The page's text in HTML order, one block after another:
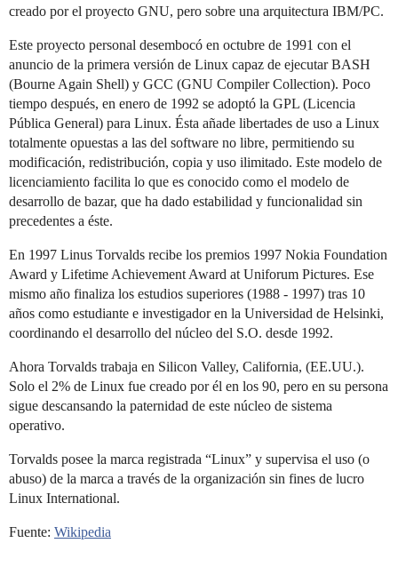
creado por el proyecto GNU, pero sobre una arquitectura IBM/PC.
Este proyecto personal desembocó en octubre de 1991 con el
anuncio de la primera versión de Linux capaz de ejecutar BASH
(Bourne Again Shell) y GCC (GNU Compiler Collection). Poco
tiempo después, en enero de 1992 se adoptó la GPL (Licencia
Pública General) para Linux. Ésta añade libertades de uso a Linux
totalmente opuestas a las del software no libre, permitiendo su
modificación, redistribución, copia y uso ilimitado. Este modelo de
licenciamiento facilita lo que es conocido como el modelo de
desarrollo de bazar, que ha dado estabilidad y funcionalidad sin
precedentes a éste.
En 1997 Linus Torvalds recibe los premios 1997 Nokia Foundation
Award y Lifetime Achievement Award at Uniforum Pictures. Ese
mismo año finaliza los estudios superiores (1988 - 1997) tras 10
años como estudiante e investigador en la Universidad de Helsinki,
coordinando el desarrollo del núcleo del S.O. desde 1992.
Ahora Torvalds trabaja en Silicon Valley, California, (EE.UU.).
Solo el 2% de Linux fue creado por él en los 90, pero en su persona
sigue descansando la paternidad de este núcleo de sistema
operativo.
Torvalds posee la marca registrada “Linux” y supervisa el uso (o
abuso) de la marca a través de la organización sin fines de lucro
Linux International.
Fuente: Wikipedia